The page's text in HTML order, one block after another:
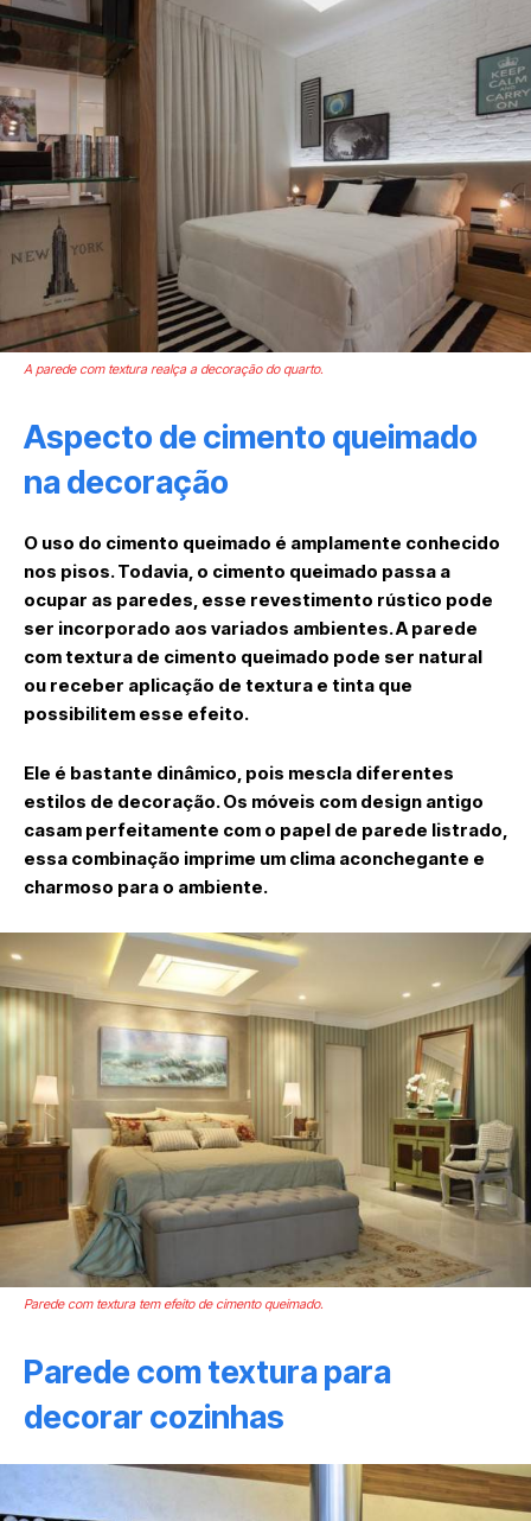
A parede com textura realça a decoração do quarto.
Aspecto de cimento queimado
na decoração
O uso do cimento queimado é amplamente conhecido
nos pisos. Todavia, o cimento queimado passa a
ocupar as paredes, esse revestimento rústico pode
ser incorporado aos variados ambientes. A parede
com textura de cimento queimado pode ser natural
ou receber aplicação de textura e tinta que
possibilitem esse efeito.
Ele é bastante dinâmico, pois mescla diferentes
estilos de decoração. Os móveis com design antigo
casam perfeitamente com o papel de parede listrado,
essa combinação imprime um clima aconchegante e
charmoso para o ambiente.
Parede com textura tem efeito de cimento queimado.
Parede com textura para
decorar cozinhas